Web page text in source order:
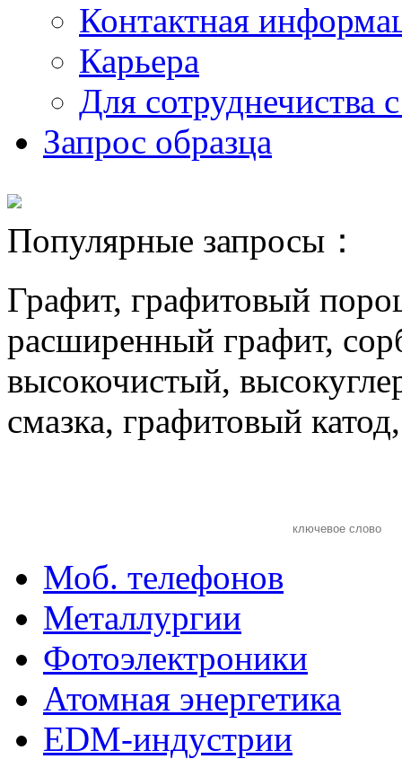
Контактная
Карьера
Для сотруднечиства
Запрос образца
Популярные запросы：
Графит, графитовый
расширенный графит,
высокочистый,
смазка, графитовый
Моб. телефонов
Металлургии
Фотоэлектроники
Атомная энергетика
EDM-индустрии